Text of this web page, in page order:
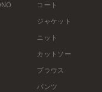
コート
ジャケット
ニット
カットソー
ブラウス
パンツ